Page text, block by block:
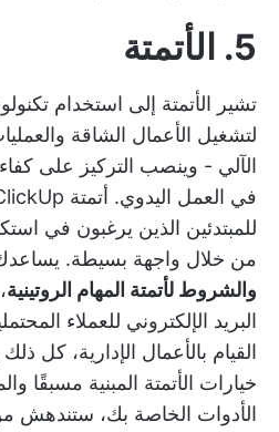
5. الأتمتة
تشير الأتمتة إلى استخدام
لتشغيل الأعمال الشاقة
الآلي - وينصب التركيز على
في العمل اليدوي. أتمتة ClickUp
للمبتدئين الذين يرغبون في
من خلال واجهة بسيطة.
والشروط لأتمتة المهام الروتينية
البريد الإلكتروني للعملاء
القيام بالأعمال الإدارية، كل
خيارات الأتمتة المبنية
الأدوات الخاصة بك، ستندهش